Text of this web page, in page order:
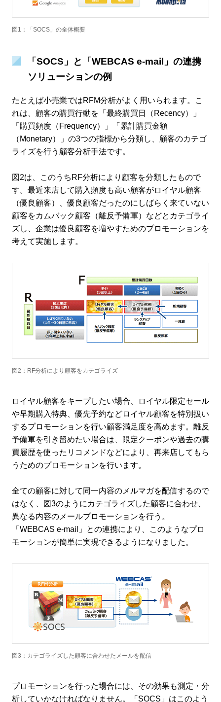
図1：「SOCS」の全体概要
「SOCS」と「WEBCAS e-mail」の連携
ソリューションの例
たとえば小売業ではRFM分析がよく用いられます。こ
れは、顧客の購買行動を「最終購買日（Recency）」
「購買頻度（Frequency）」「累計購買金額
（Monetary）」の3つの指標から分類し、顧客のカテゴ
ライズを行う顧客分析手法です。
図2は、このうちRF分析により顧客を分類したもので
す。最近来店して購入頻度も高い顧客がロイヤル顧客
（優良顧客）、優良顧客だったのにしばらく来ていない
顧客をカムバック顧客（離反予備軍）などとカテゴライ
ズし、企業は優良顧客を増やすためのプロモーションを
考えて実施します。
図2：RF分析により顧客をカテゴライズ
ロイヤル顧客をキープしたい場合、ロイヤル限定セール
や早期購入特典、優先予約などロイヤル顧客を特別扱い
するプロモーションを行い顧客満足度を高めます。離反
予備軍を引き留めたい場合は、限定クーポンや過去の購
買履歴を使ったリコメンドなどにより、再来店してもら
うためのプロモーションを行います。
全ての顧客に対して同一内容のメルマガを配信するので
はなく、図3のようにカテゴライズした顧客に合わせ、
異なる内容のメールプロモーションを行う。
「WEBCAS e-mail」との連携により、このようなプロ
モーションが簡単に実現できるようになりました。
図3：カテゴライズした顧客に合わせたメールを配信
プロモーションを行った場合には、その効果も測定・分
析していかなければなりません。「SOCS」はこのよう